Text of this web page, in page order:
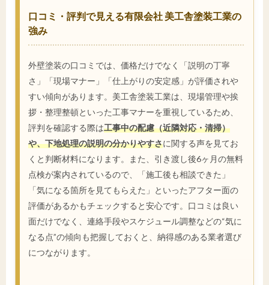
口コミ・評判で見える有限会社 美工舎塗装工業の
強み
外壁塗装の口コミでは、価格だけでなく「説明の丁寧
さ」「現場マナー」「仕上がりの安定感」が評価されや
すい傾向があります。美工舎塗装工業は、現場管理や挨
拶・整理整頓といった工事マナーを重視しているため、
評判を確認する際は工事中の配慮（近隣対応・清掃）
や、下地処理の説明の分かりやすさに関する声を見てお
くと判断材料になります。また、引き渡し後6ヶ月の無料
点検が案内されているので、「施工後も相談できた」
「気になる箇所を見てもらえた」といったアフター面の
評価があるかもチェックすると安心です。口コミは良い
面だけでなく、連絡手段やスケジュール調整などの“気に
なる点”の傾向も把握しておくと、納得感のある業者選び
につながります。